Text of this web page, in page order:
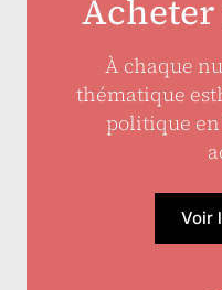
À chaque
thématique
politique
Voir